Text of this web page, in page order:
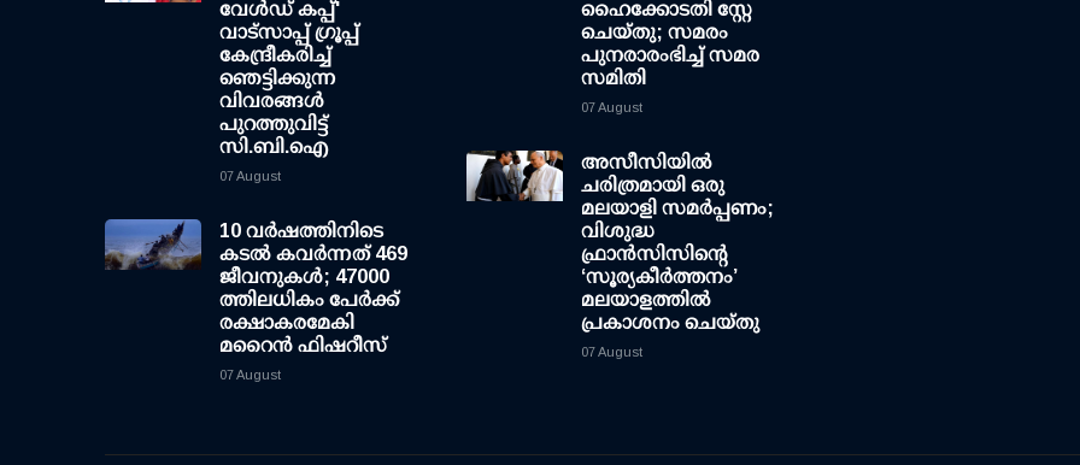
വേള്‍ഡ് കപ്പ്'
വാട്സാപ്പ് ഗ്രൂപ്പ്
കേന്ദ്രീകരിച്ച്
ഞെട്ടിക്കുന്ന
വിവരങ്ങള്‍
പുറത്തുവിട്ട്
സി.ബി.ഐ
07 August
10 വര്‍ഷത്തിനിടെ
കടല്‍ കവര്‍ന്നത് 469
ജീവനുകള്‍; 47000
ത്തിലധികം പേര്‍ക്ക്
രക്ഷാകരമേകി
മറൈന്‍ ഫിഷറീസ്
07 August
ഹൈക്കോടതി സ്റ്റേ
ചെയ്തു; സമരം
പുനരാരംഭിച്ച് സമര
സമിതി
07 August
അസീസിയിൽ
ചരിത്രമായി ഒരു
മലയാളി സമർപ്പണം;
വിശുദ്ധ
ഫ്രാൻസിസിന്റെ
‘സൂര്യകീർത്തനം’
മലയാളത്തിൽ
പ്രകാശനം ചെയ്തു
07 August